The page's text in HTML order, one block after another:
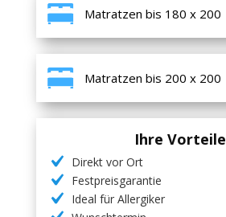
Matratzen bis 180 x 200
Matratzen bis 200 x 200
Ihre Vorteile
Direkt vor Ort
Festpreisgarantie
Ideal für Allergiker